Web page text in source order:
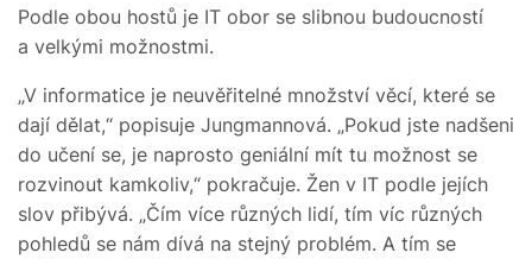
Podle obou hostů je IT obor se slibnou budoucností
a velkými možnostmi.
„V informatice je neuvěřitelné množství věcí, které se
dají dělat,“ popisuje Jungmannová. „Pokud jste nadšeni
do učení se, je naprosto geniální mít tu možnost se
rozvinout kamkoliv,“ pokračuje. Žen v IT podle jejích
slov přibývá. „Čím více různých lidí, tím víc různých
pohledů se nám dívá na stejný problém. A tím se